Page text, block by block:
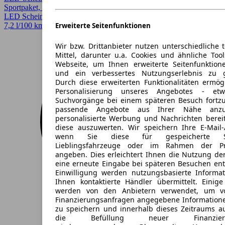
Erweiterte Seitenfunktionen
Wir bzw. Drittanbieter nutzen unterschiedliche
Mittel, darunter u.a. Cookies und ähnliche
Webseite, um Ihnen erweiterte
und ein verbessertes Nutzungserlebnis zu
Durch diese erweiterten Funktionalitäten
Personalisierung unseres Angebotes -
Suchvorgänge bei einem späteren Besuch
passende Angebote aus Ihrer Nähe
personalisierte Werbung und Nachrichten
diese auszuwerten. Wir speichern Ihre E-Mail-
wenn Sie diese für gespeicherte
Lieblingsfahrzeuge oder im Rahmen der
angeben. Dies erleichtert Ihnen die Nutzung
eine erneute Eingabe bei späteren Besuchen
Einwilligung werden nutzungsbasierte
Ihnen kontaktierte Händler übermittelt. Einige
werden von den Anbietern verwendet, um
Finanzierungsanfragen angegebene
zu speichern und innerhalb dieses Zeitraums
die Befüllung neuer
Sportpaket, Spurhalteassistent, Verkehrszeichenerkennung, Voll-
LED Scheinwerfer, Xenonscheinwerfer
7,2 l/100 km (komb.)* · CO2-Klasse F